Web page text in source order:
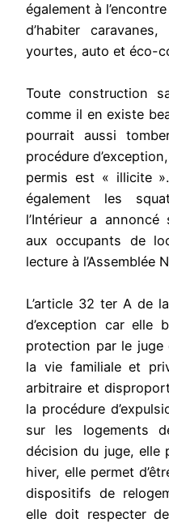
également à
d’habiter
yourtes, auto et éco-
Toute construction
comme il en existe
pourrait aussi
procédure
permis est « illicite
également les
l’Intérieur a
aux occupants de
lecture à l’Assemblée
L’article 32 ter A de
d’exception car elle
protection par le
la vie familiale et
arbitraire et
la procédure
sur les logements
décision du juge, elle
hiver, elle permet
dispositifs de
elle doit respecter